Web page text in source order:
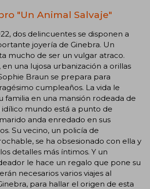
"Un Animal Salvaje"
dos delincuentes se disponen a
joyería de Ginebra. Un
mucho de ser un vulgar atraco.
en una lujosa urbanización a orillas
Braun se prepara para
cumpleaños. La vida le
familia en una mansión rodeada de
idílico mundo está a punto de
anda enredado en sus
Su vecino, un policía de
se ha obsesionado con ella y
detalles más íntimos. Y un
le hace un regalo que pone su
necesarios varios viajes al
para hallar el origen de esta